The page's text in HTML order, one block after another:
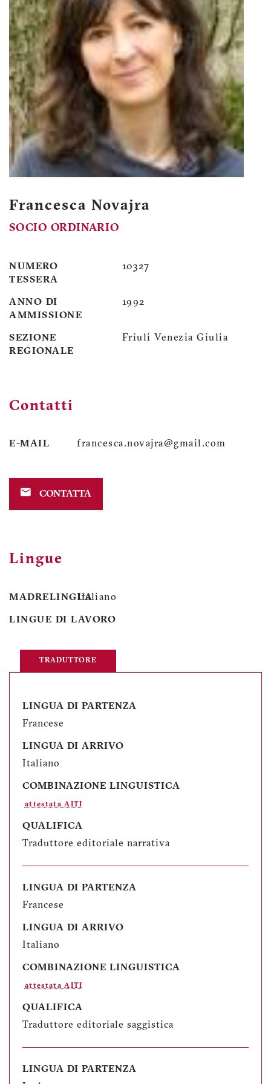
Francesca Novajra
SOCIO ORDINARIO
NUMERO
TESSERA
10327
ANNO DI
AMMISSIONE
1992
SEZIONE
REGIONALE
Friuli Venezia Giulia
Contatti
E-MAIL francesca.novajra@gmail.com
CONTATTA
Lingue
MADRELINGUAItaliano
LINGUE DI LAVORO
TRADUTTORE
LINGUA DI PARTENZA
Francese
LINGUA DI ARRIVO
Italiano
COMBINAZIONE LINGUISTICA
attestata AITI
QUALIFICA
Traduttore editoriale narrativa
LINGUA DI PARTENZA
Francese
LINGUA DI ARRIVO
Italiano
COMBINAZIONE LINGUISTICA
attestata AITI
QUALIFICA
Traduttore editoriale saggistica
LINGUA DI PARTENZA